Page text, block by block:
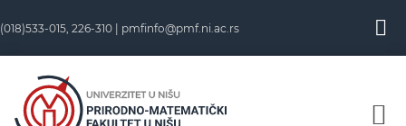
(018)533-015, 226-310 | pmfinfo@pmf.ni.ac.rs